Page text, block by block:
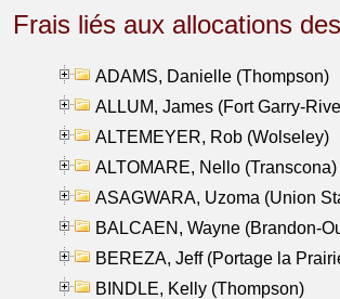
Frais liés aux allocations
ADAMS, Danielle (Thompson)
ALLUM, James (Fort Garry-
ALTEMEYER, Rob (Wolseley)
ALTOMARE, Nello (Transcona)
ASAGWARA, Uzoma (Union
BALCAEN, Wayne (Brandon-
BEREZA, Jeff (Portage la
BINDLE, Kelly (Thompson)